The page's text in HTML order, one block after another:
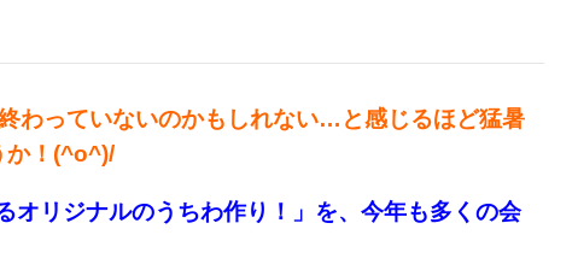
わっていないのかもしれない…と感じるほど猛暑
か！(^o^)/
オリジナルのうちわ作り！」を、今年も多くの会